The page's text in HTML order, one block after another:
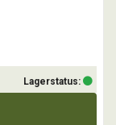
Lagerstatus: